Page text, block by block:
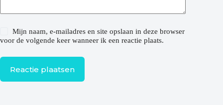
Mijn naam, e-mailadres en site opslaan in deze browser
voor de volgende keer wanneer ik een reactie plaats.
Reactie plaatsen